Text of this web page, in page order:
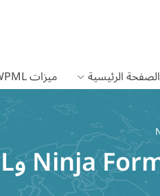
الصفحة الرئيسية
ميزات WPML